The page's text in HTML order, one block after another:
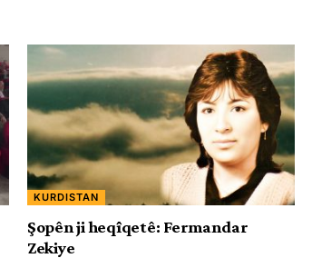
KURDISTAN
Şopên ji heqîqetê: Fermandar
Zekiye